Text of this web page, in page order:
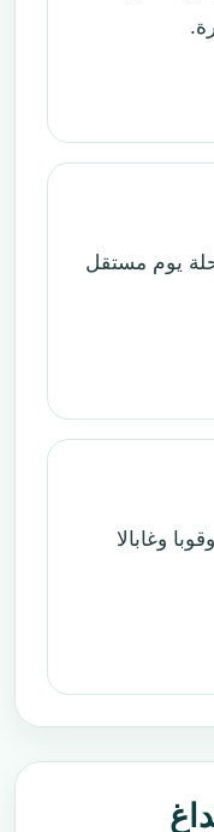
يوم مستقل
وغابالا